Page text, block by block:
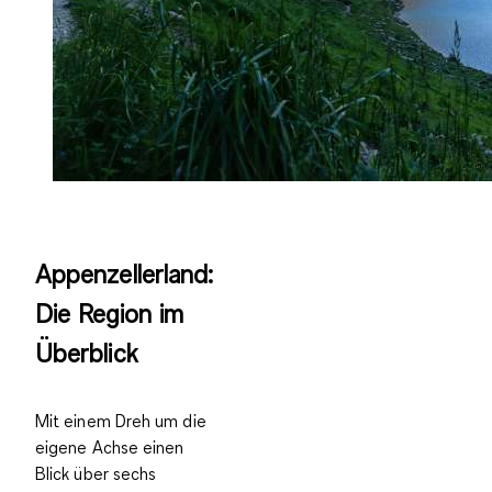
Appenzellerland:
Die Region im
Überblick
Mit einem Dreh um die
eigene Achse einen
Blick über sechs